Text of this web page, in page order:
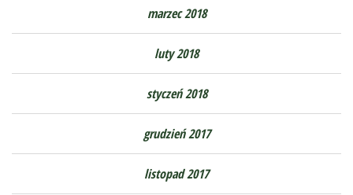
marzec 2018
luty 2018
styczeń 2018
grudzień 2017
listopad 2017